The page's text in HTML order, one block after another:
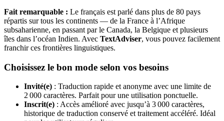
Fait remarquable : Le français est parlé dans plus de 80 pays
répartis sur tous les continents — de la France à l’Afrique
subsaharienne, en passant par le Canada, la Belgique et plusieurs
îles dans l’océan Indien. Avec TextAdviser, vous pouvez facilement
franchir ces frontières linguistiques.
Choisissez le bon mode selon vos besoins
Invité(e) : Traduction rapide et anonyme avec une limite de
2 000 caractères. Parfait pour une utilisation ponctuelle.
Inscrit(e) : Accès amélioré avec jusqu’à 3 000 caractères,
historique de traduction conservé et traitement accéléré. Idéal